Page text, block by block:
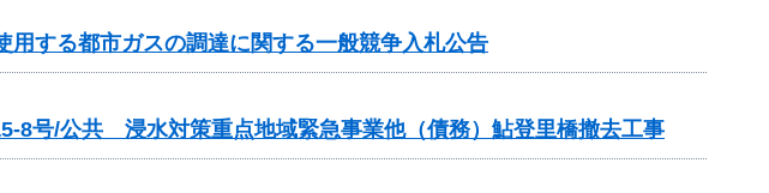
する都市ガスの調達に関する一般競争入札公告
5-8号/公共 浸水対策重点地域緊急事業他（債務）鮎登里橋撤去工事